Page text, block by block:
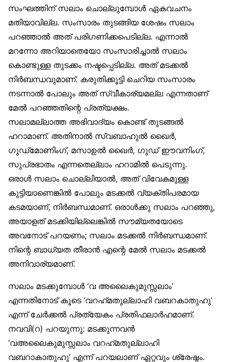
സംഘത്തിന് സലാം ചൊല്ലുമ്പോൾ ഏകവചനം
മതിയാവില്ല. സംസാരം തുടങ്ങിയ ശേഷം സലാം
പറഞ്ഞാൽ അത് പരിഗണിക്കപെടില്ല. എന്നാൽ
മറന്നോ അറിയാതെയോ സംസാരിച്ചാൽ സലാം
കൊണ്ടുള്ള തുടക്കം നഷ്ടപ്പെടില്ല. അത് മടക്കൽ
നിർബന്ധവുമാണ്. കരുതിക്കൂട്ടി ചെറിയ സംസാരം
നടന്നാൽ പോലും അത് സ്വീകാര്യമല്ല എന്നതാണ്
മേൽ പറഞ്ഞതിന്റെ പ്രത്യക്ഷം.
സലാമല്ലാത്ത അഭിവാദ്യം കൊണ്ട് തുടങ്ങൽ
ഹറാമാണ്. അതിനാൽ സ്വബാഹുൽ ഖൈർ,
ഗുഡ്‌മോണിംഗ്, മസാഉൽ ഖൈർ, ഗുഡ് ഈവനിംഗ്,
സുപ്രഭാതം എന്നതെല്ലാം ഹറാമിൽ പെടുന്നു.
ഒരാൾ സലാം ചൊല്ലിയാൽ, അത് വിവേകമുള്ള
കുട്ടിയാണെങ്കിൽ പോലും മടക്കൽ വ്യക്തിപരമായ
കടമയാണ്, നിർബന്ധമാണ്. ഒരാൾക്കു സലാം പറഞ്ഞു,
അയാളത് മടക്കിയില്ലെങ്കിൽ സൗമ്യതയോടെ
അവനോട് പറയണം; സലാം മടക്കൽ നിർബന്ധമാണ്.
നിന്റെ ബാധ്യത തീരാൻ എന്റെ മേൽ സലാം മടക്കൽ
അനിവാര്യമാണ്.
സലാം മടക്കുമ്പോൾ ‘വ അലൈകുമുസ്സലാം’
എന്നതിനോട് കൂടെ ‘വറഹ്‌മതുല്ലാഹി വബറകാതുഹു’
എന്ന് ചേർക്കൽ പ്രത്യേകം പ്രതിഫലാർഹമാണ്.
നവവി(റ) പറയുന്നു: മടക്കുന്നവൻ
‘വഅലൈകുമുസ്സലാം വറഹ്‌മതുല്ലാഹി
വബറാകാതുഹു’ എന്ന് പറയലാണ് ഏറ്റവും ശ്രേഷ്ഠം.